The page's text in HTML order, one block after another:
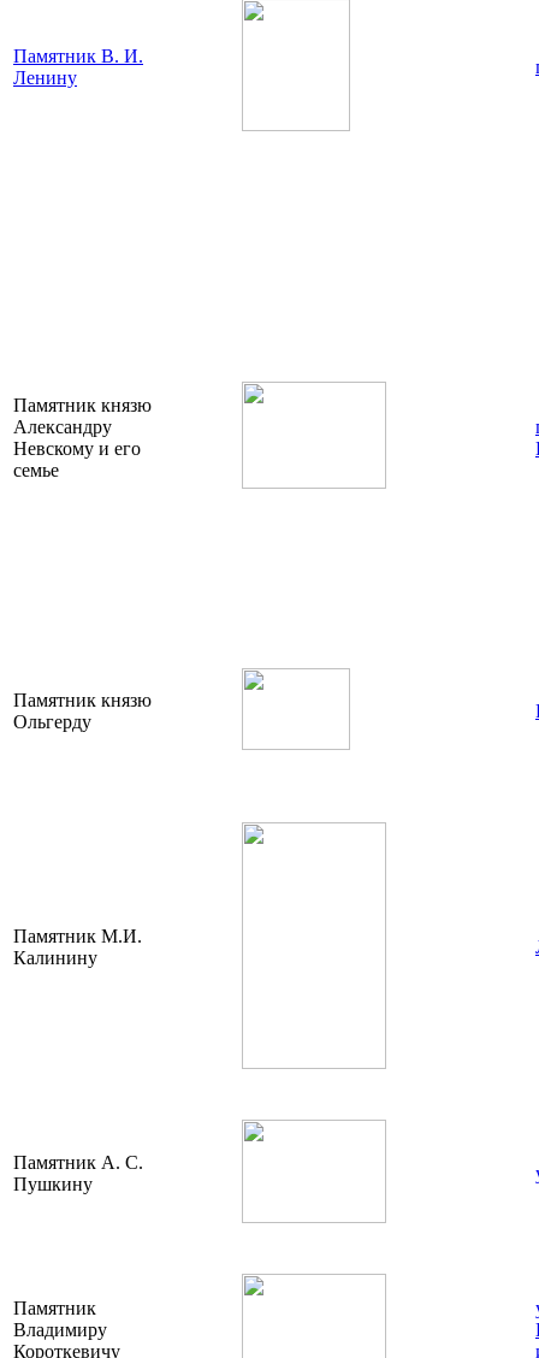
Памятник В. И.
Ленину
Памятник князю
Александру
Невскому и его
семье
Памятник князю
Ольгерду
Памятник М.И.
Калинину
Памятник А. С.
Пушкину
Памятник
Владимиру
Короткевичу